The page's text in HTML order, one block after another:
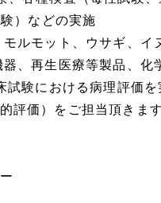
）などの実施
ルモット、ウサギ、イ
、再生医療等製品、化
試験における病理評価
評価）をご担当頂きます